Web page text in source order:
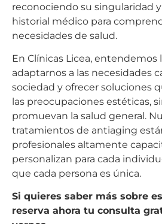
reconociendo su singularidad
historial médico para
necesidades de salud.
En Clínicas Licea,
adaptarnos a las necesidades
sociedad y ofrecer soluciones
las preocupaciones estéticas,
promuevan la salud general.
tratamientos de antiaging
profesionales altamente
personalizan para cada
que cada persona es única.
Si quieres saber más sobre
reserva ahora tu consulta